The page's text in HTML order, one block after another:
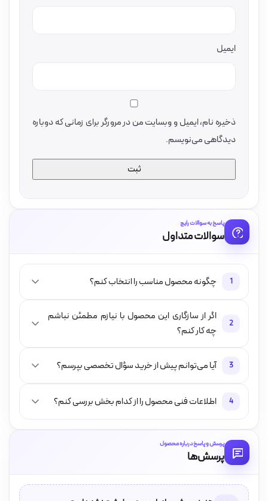
ایمیل
ذخیره نام، ایمیل و وبسایت من در مرورگر برای زمانی که دوباره
دیدگاهی می‌نویسم.
پاسخ به سوالات رایج
سوالات متداول
1 چگونه محصول مناسب را انتخاب کنم؟
2
اگر از سازگاری این محصول با نیازم مطمئن نباشم
چه کار کنم؟
3 آیا می‌توانم پیش از خرید سؤال تخصصی بپرسم؟
4 اطلاعات فنی محصول را از کدام بخش بررسی کنم؟
پرسش و پاسخ درباره محصول
پرسش‌ها